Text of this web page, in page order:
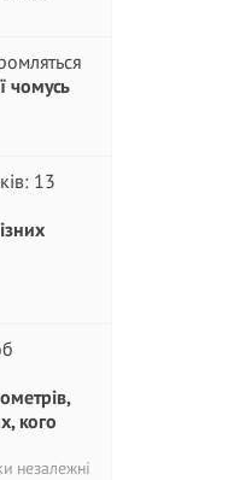
чомусь
кого
незалежні